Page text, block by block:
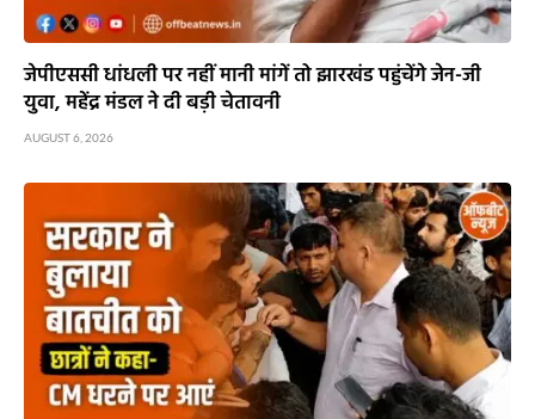
जेपीएससी धांधली पर नहीं मानी मांगें तो झारखंड पहुंचेंगे जेन-जी
युवा, महेंद्र मंडल ने दी बड़ी चेतावनी
AUGUST 6, 2026